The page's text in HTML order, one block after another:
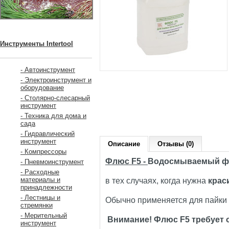
Инструменты Intertool
- Автоинструмент
- Электроинструмент и
оборудование
- Столярно-слесарный
инструмент
- Техника для дома и
сада
- Гидравлический
инструмент
- Компрессоры
- Пневмоинструмент
- Расходные
материалы и
принадлежности
- Лестницы и
стремянки
- Мерительный
инструмент
Описание Отзывы (0)
Флюс F5 - Водосмываемый
в тех случаях, когда нужна
Обычно применяется для пайки
Внимание! Флюс F5 требует